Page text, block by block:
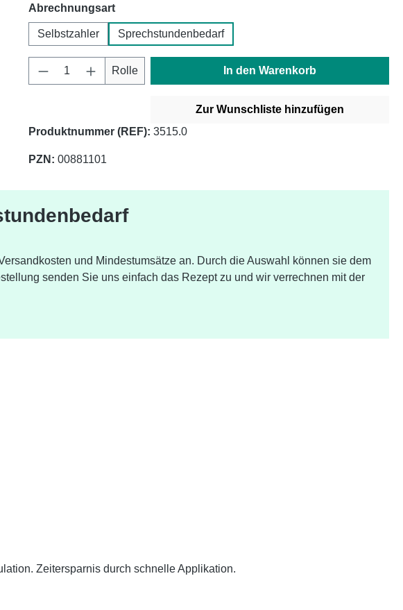
Abrechnungsartauswählen
Selbstzahler Sprechstundenbedarf
Produkt Anzahl: Gib den gewünschten Wert ein
Rolle In den Warenkorb
Zur Wunschliste hinzufügen
Produktnummer (REF): 3515.0
PZN: 00881101
und Mindestumsätze an. Durch die Auswahl können sie dem
senden Sie uns einfach das Rezept zu und wir verrechnen mit der
Zeitersparnis durch schnelle Applikation.